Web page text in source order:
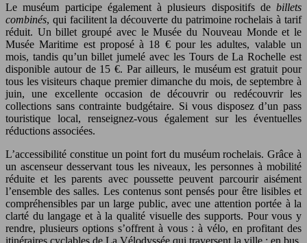
Le muséum participe également à plusieurs dispositifs de billets
combinés, qui facilitent la découverte du patrimoine rochelais à tarif
réduit. Un billet groupé avec le Musée du Nouveau Monde et le
Musée Maritime est proposé à 18 € pour les adultes, valable un
mois, tandis qu’un billet jumelé avec les Tours de La Rochelle est
disponible autour de 15 €. Par ailleurs, le muséum est gratuit pour
tous les visiteurs chaque premier dimanche du mois, de septembre à
juin, une excellente occasion de découvrir ou redécouvrir les
collections sans contrainte budgétaire. Si vous disposez d’un pass
touristique local, renseignez-vous également sur les éventuelles
réductions associées.
L’accessibilité constitue un point fort du muséum rochelais. Grâce à
un ascenseur desservant tous les niveaux, les personnes à mobilité
réduite et les parents avec poussette peuvent parcourir aisément
l’ensemble des salles. Les contenus sont pensés pour être lisibles et
compréhensibles par un large public, avec une attention portée à la
clarté du langage et à la qualité visuelle des supports. Pour vous y
rendre, plusieurs options s’offrent à vous : à vélo, en profitant des
itinéraires cyclables de La Vélodyssée qui traversent la ville ; en bus,